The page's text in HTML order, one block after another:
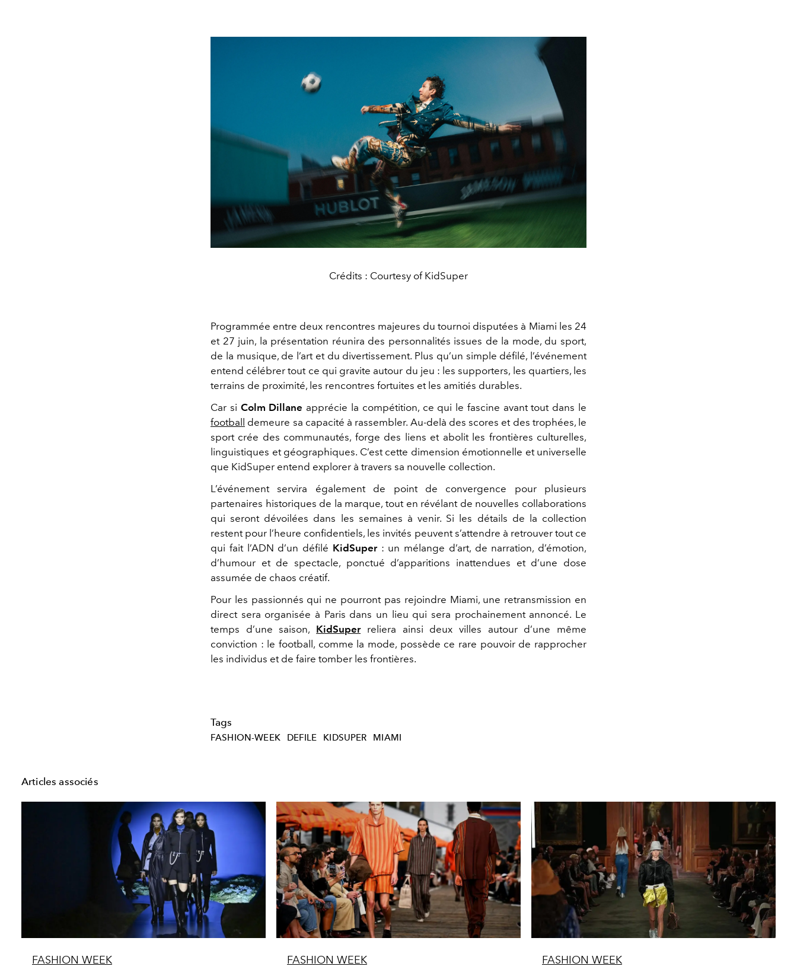
Crédits : Courtesy of KidSuper
Programmée entre deux rencontres majeures du tournoi disputées à Miami les 24
et 27 juin, la présentation réunira des personnalités issues de la mode, du sport,
de la musique, de l’art et du divertissement. Plus qu’un simple défilé, l’événement
entend célébrer tout ce qui gravite autour du jeu : les supporters, les quartiers, les
terrains de proximité, les rencontres fortuites et les amitiés durables.
Car si Colm Dillane apprécie la compétition, ce qui le fascine avant tout dans le
football
demeure sa capacité à rassembler. Au-delà des scores et des trophées, le
sport crée des communautés, forge des liens et abolit les frontières culturelles,
linguistiques et géographiques. C’est cette dimension émotionnelle et universelle
que KidSuper entend explorer à travers sa nouvelle collection.
L’événement servira également de point de convergence pour plusieurs
partenaires historiques de la marque, tout en révélant de nouvelles collaborations
qui seront dévoilées dans les semaines à venir. Si les détails de la collection
restent pour l’heure confidentiels, les invités peuvent s’attendre à retrouver tout ce
qui fait l’ADN d’un défilé KidSuper: un mélange d’art, de narration, d’émotion,
d’humour et de spectacle, ponctué d’apparitions inattendues et d’une dose
assumée de chaos créatif.
Pour les passionnés qui ne pourront pas rejoindre Miami, une retransmission en
direct sera organisée à Paris dans un lieu qui sera prochainement annoncé. Le
temps d’une saison, KidSuperreliera ainsi deux villes autour d’une même
conviction : le football, comme la mode, possède ce rare pouvoir de rapprocher
les individus et de faire tomber les frontières.
Tags
FASHION-WEEK DEFILE KIDSUPER MIAMI
Articles associés
FASHION WEEK FASHION WEEK FASHION WEEK